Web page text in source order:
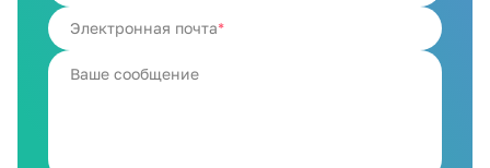
Электронная почта